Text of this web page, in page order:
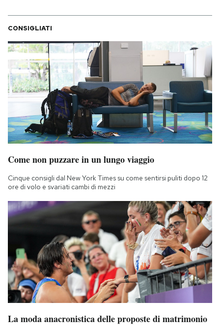
CONSIGLIATI
Come non puzzare in un lungo viaggio
Cinque consigli dal New York Times su come sentirsi puliti dopo 12
ore di volo e svariati cambi di mezzi
La moda anacronistica delle proposte di matrimonio